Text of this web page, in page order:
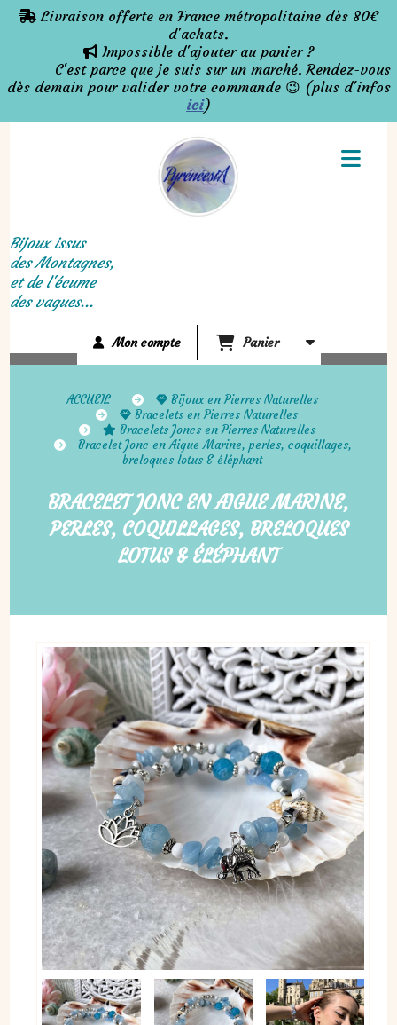
 Livraison offerte en France métropolitaine dès 80€
d'achats.
 Impossible d'ajouter au panier ?
C'est parce que je suis sur un marché. Rendez-vous
dès demain pour valider votre commande 😉 (plus d'infos
ici)
Bijoux issus
des Montagnes,
et de l'écume
des vagues...
Mon compte Panier
ACCUEIL
Bijoux en Pierres Naturelles
Bracelets en Pierres Naturelles
Bracelets Joncs en Pierres Naturelles
Bracelet Jonc en Aigue Marine, perles, coquillages,
breloques lotus & éléphant
BRACELET JONC EN AIGUE MARINE,
PERLES, COQUILLAGES, BRELOQUES
LOTUS & ÉLÉPHANT
Panneau de gestion des cookies